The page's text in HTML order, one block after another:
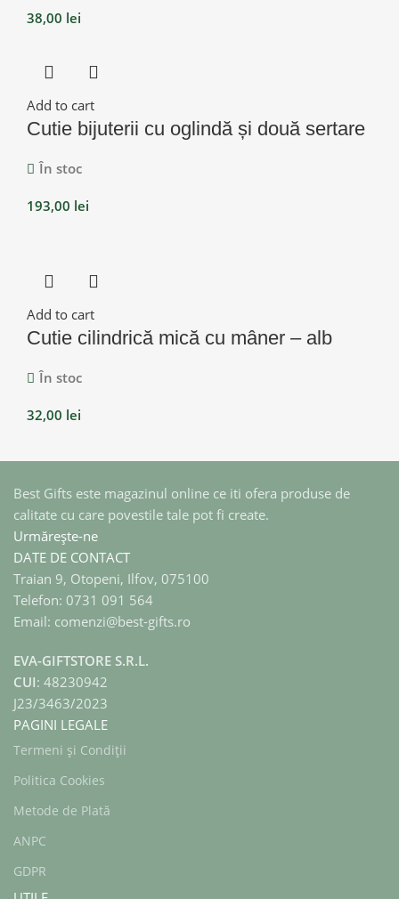
38,00 lei
Add to cart
Cutie bijuterii cu oglindă și două sertare
În stoc
193,00 lei
Add to cart
Cutie cilindrică mică cu mâner – alb
În stoc
32,00 lei
Best Gifts este magazinul online ce iti ofera produse de
calitate cu care povestile tale pot fi create.
Urmărește-ne
DATE DE CONTACT
Traian 9, Otopeni, Ilfov, 075100
Telefon: 0731 091 564
Email: comenzi@best-gifts.ro
EVA-GIFTSTORE S.R.L.
CUI: 48230942
J23/3463/2023
PAGINI LEGALE
Termeni și Condiții
Politica Cookies
Metode de Plată
ANPC
GDPR